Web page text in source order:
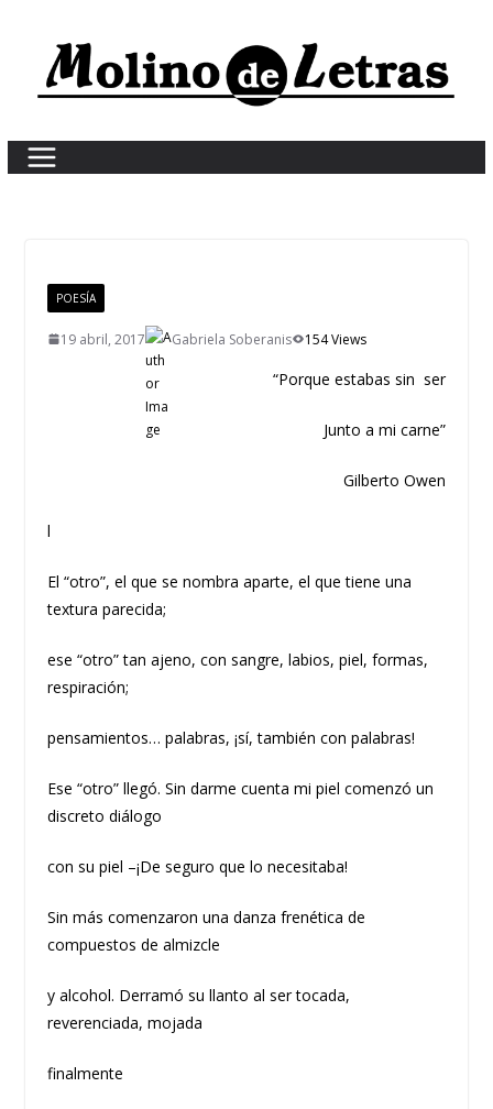
content
POESÍA
19 abril, 2017 Gabriela Soberanis 154 Views
“Porque estabas sin ser
Junto a mi carne”
Gilberto Owen
l
El “otro”, el que se nombra aparte, el que tiene una
textura parecida;
ese “otro” tan ajeno, con sangre, labios, piel, formas,
respiración;
pensamientos… palabras, ¡sí, también con palabras!
Ese “otro” llegó. Sin darme cuenta mi piel comenzó un
discreto diálogo
con su piel –¡De seguro que lo necesitaba!
Sin más comenzaron una danza frenética de
compuestos de almizcle
y alcohol. Derramó su llanto al ser tocada,
reverenciada, mojada
finalmente